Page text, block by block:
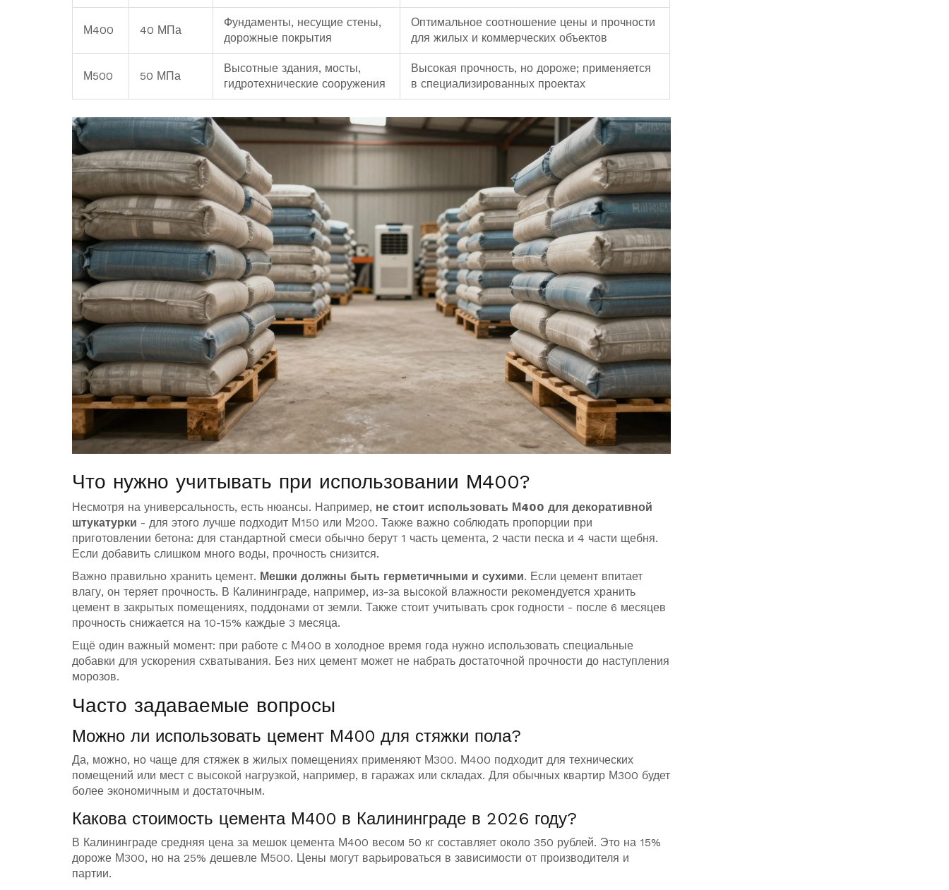
М400 40 МПа
Фундаменты, несущие стены,
дорожные покрытия
Оптимальное соотношение цены и прочности
для жилых и коммерческих объектов
М500 50 МПа
Высотные здания, мосты,
гидротехнические сооружения
Высокая прочность, но дороже; применяется
в специализированных проектах
Что нужно учитывать при использовании М400?
Несмотря на универсальность, есть нюансы. Например, не стоит использовать М400 для декоративной
штукатурки - для этого лучше подходит М150 или М200. Также важно соблюдать пропорции при
приготовлении бетона: для стандартной смеси обычно берут 1 часть цемента, 2 части песка и 4 части щебня.
Если добавить слишком много воды, прочность снизится.
Важно правильно хранить цемент. Мешки должны быть герметичными и сухими. Если цемент впитает
влагу, он теряет прочность. В Калининграде, например, из-за высокой влажности рекомендуется хранить
цемент в закрытых помещениях, поддонами от земли. Также стоит учитывать срок годности - после 6 месяцев
прочность снижается на 10-15% каждые 3 месяца.
Ещё один важный момент: при работе с М400 в холодное время года нужно использовать специальные
добавки для ускорения схватывания. Без них цемент может не набрать достаточной прочности до наступления
морозов.
Часто задаваемые вопросы
Можно ли использовать цемент М400 для стяжки пола?
Да, можно, но чаще для стяжек в жилых помещениях применяют М300. М400 подходит для технических
помещений или мест с высокой нагрузкой, например, в гаражах или складах. Для обычных квартир М300 будет
более экономичным и достаточным.
Какова стоимость цемента М400 в Калининграде в 2026 году?
В Калининграде средняя цена за мешок цемента М400 весом 50 кг составляет около 350 рублей. Это на 15%
дороже М300, но на 25% дешевле М500. Цены могут варьироваться в зависимости от производителя и
партии.